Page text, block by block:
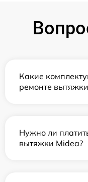
Какие
ремонте
Нужно ли
вытяжки Midea?